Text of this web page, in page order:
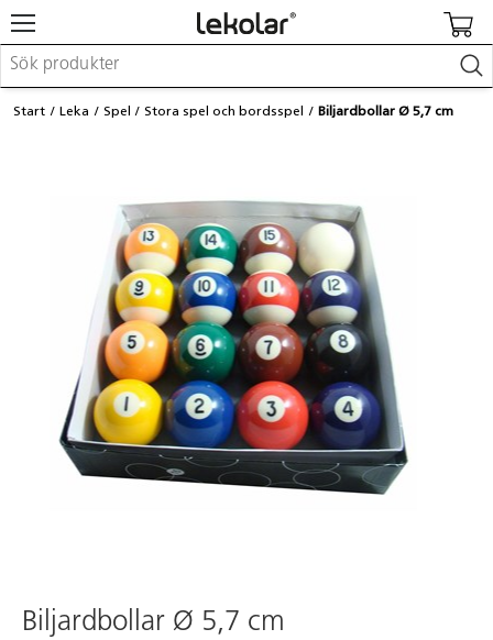
Möbler & inredning
Barnvagnar & småbarnsartiklar
Skolförbrukning & kontorsmaterial
Logga in / Registrera dig
Hitta din säljare
Kontakta Lekolar
Start Leka Spel Stora spel och bordsspel Biljardbollar Ø 5,7 cm
Biljardbollar Ø 5,7 cm